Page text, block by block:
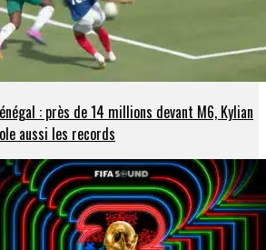
: près de 14 millions devant M6, Kylian
aussi les records